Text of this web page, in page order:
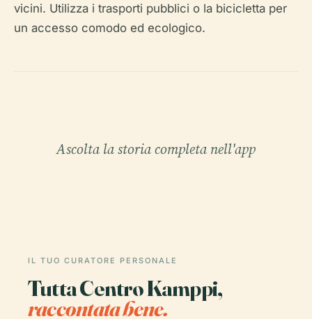
vicini. Utilizza i trasporti pubblici o la bicicletta per
un accesso comodo ed ecologico.
Ascolta la storia completa nell'app
IL TUO CURATORE PERSONALE
Tutta Centro Kamppi,
raccontata bene.